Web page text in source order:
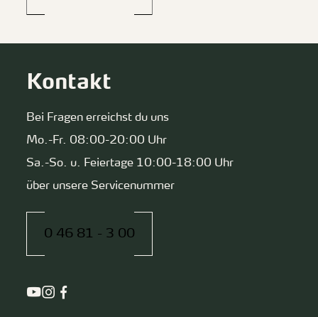
Kontakt
Bei Fragen erreichst du uns
Mo.-Fr. 08:00-20:00 Uhr
Sa.-So. u. Feiertage 10:00-18:00 Uhr
über unsere Servicenummer
0 46 81 - 3 00